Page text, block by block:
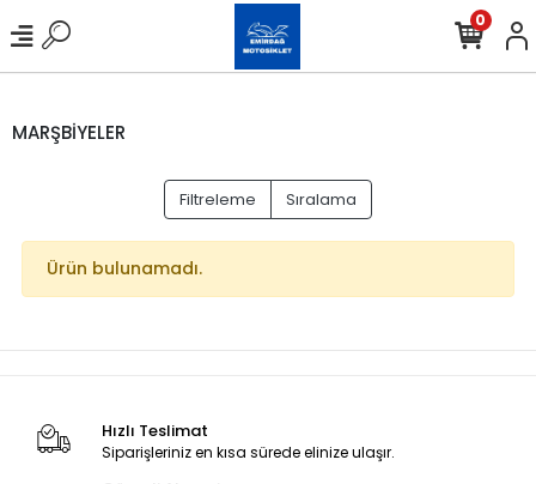
0
MARŞBİYELER
Filtreleme Sıralama
Ürün bulunamadı.
Hızlı Teslimat
Siparişleriniz en kısa sürede elinize ulaşır.